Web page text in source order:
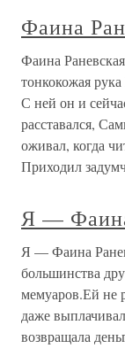
Фаина
Фаина
тонкокожая
С ней он и
расставался,
оживал, когда
Приходил
Я —
Я — Фаина
большинства
мемуаров.Ей не
даже
возвращала